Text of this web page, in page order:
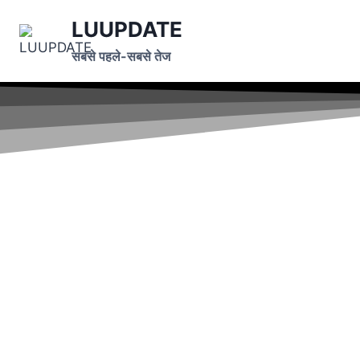
LUUPDATE
सबसे पहले-सबसे तेज